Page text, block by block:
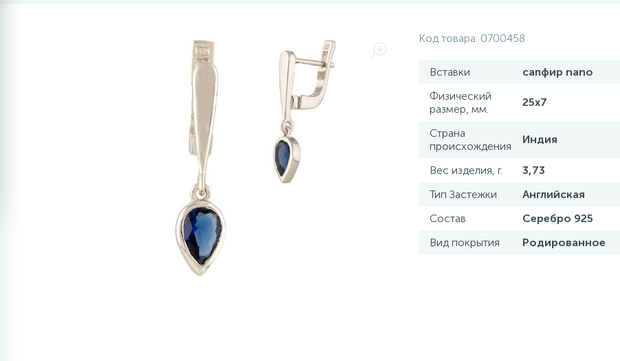
Код товара: 0700458
Вставки
сапфир nano
Физический
размер, мм.
25х7
Страна
происхождения
Индия
Вес изделия, г.
3,73
Тип Застежки
Английская
Состав
Серебро 925
Вид покрытия
Родированное